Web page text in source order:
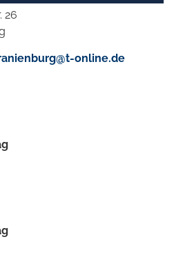
26
online.de